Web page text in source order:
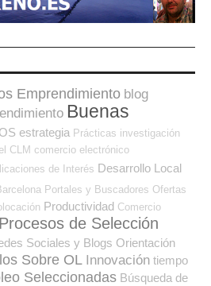
Emprendimiento blog
Buenas
estrategia Prácticas investigación
CLM comercio electrónico
de Interés Desarrollo Local
Portales y Buscadores Ofertas
Productividad Comercio
Procesos de Selección
Sociales y Blogs Orientación
Sobre OL Innovación tiempo
Seleccionadas Búsqueda de